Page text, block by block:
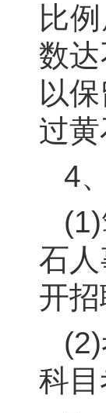
比
数
以
过
4
(1
石
开招
(2
科